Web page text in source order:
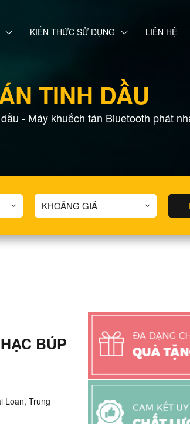
KIẾN THỨC SỬ DỤNG LIÊN HỆ
TINH DẦU
- Máy khuếch tán Bluetooth phát
KHOẢNG GIÁ
BÚP
Loan, Trung